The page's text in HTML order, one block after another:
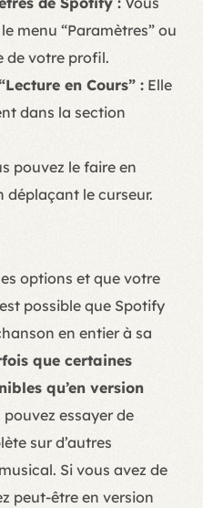
menu “Paramètres” ou
de votre profil.
en Cours” : Elle
dans la section
pouvez le faire en
déplaçant le curseur.
options et que votre
possible que Spotify
en entier à sa
que certaines
qu’en version
pouvez essayer de
sur d’autres
Si vous avez de
peut-être en version